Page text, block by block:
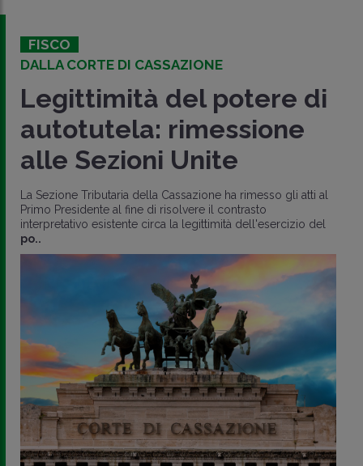
FISCO
DALLA CORTE DI CASSAZIONE
Legittimità del potere di
autotutela: rimessione
alle Sezioni Unite
La Sezione Tributaria della Cassazione ha rimesso gli atti al
Primo Presidente al fine di risolvere il contrasto
interpretativo esistente circa la legittimità dell'esercizio del
po..